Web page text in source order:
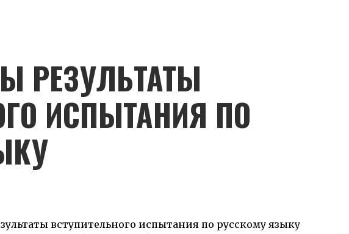
РЕЗУЛЬТАТЫ
ИСПЫТАНИЯ ПО
вступительного испытания по русскому языку